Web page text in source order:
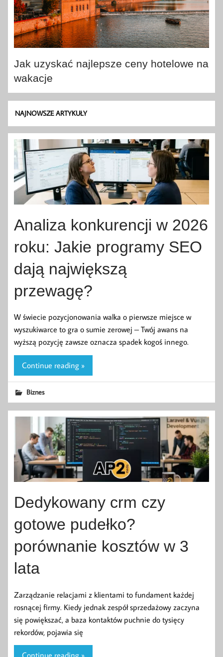
Jak uzyskać najlepsze ceny hotelowe na
wakacje
NAJNOWSZE ARTYKUŁY
Analiza konkurencji w 2026
roku: Jakie programy SEO
dają największą
przewagę?
W świecie pozycjonowania walka o pierwsze miejsce w
wyszukiwarce to gra o sumie zerowej – Twój awans na
wyższą pozycję zawsze oznacza spadek kogoś innego.
Continue reading »
Biznes
Dedykowany crm czy
gotowe pudełko?
porównanie kosztów w 3
lata
Zarządzanie relacjami z klientami to fundament każdej
rosnącej firmy. Kiedy jednak zespół sprzedażowy zaczyna
się powiększać, a baza kontaktów puchnie do tysięcy
rekordów, pojawia się